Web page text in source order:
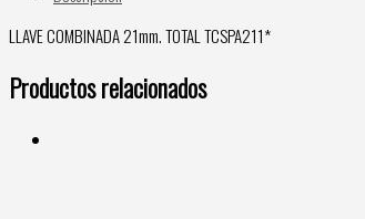
LLAVE COMBINADA 21mm. TOTAL TCSPA211*
Productos relacionados